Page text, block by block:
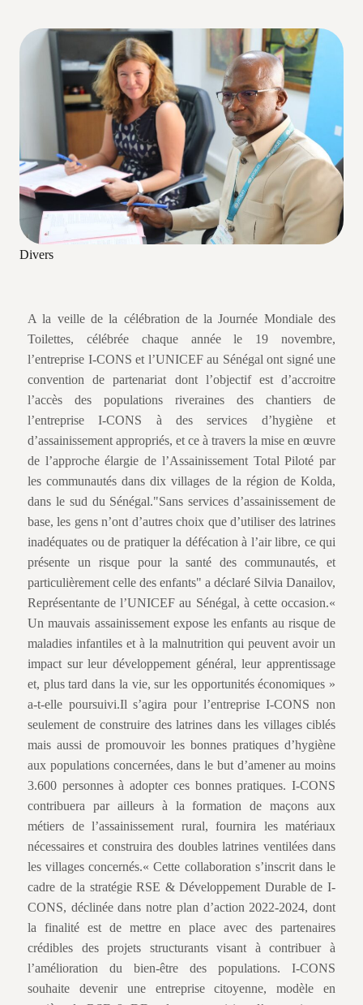
Divers
A la veille de la célébration de la Journée Mondiale des
Toilettes, célébrée chaque année le 19 novembre,
l’entreprise I-CONS et l’UNICEF au Sénégal ont signé une
convention de partenariat dont l’objectif est d’accroitre
l’accès des populations riveraines des chantiers de
l’entreprise I-CONS à des services d’hygiène et
d’assainissement appropriés, et ce à travers la mise en œuvre
de l’approche élargie de l’Assainissement Total Piloté par
les communautés dans dix villages de la région de Kolda,
dans le sud du Sénégal."Sans services d’assainissement de
base, les gens n’ont d’autres choix que d’utiliser des latrines
inadéquates ou de pratiquer la défécation à l’air libre, ce qui
présente un risque pour la santé des communautés, et
particulièrement celle des enfants" a déclaré Silvia Danailov,
Représentante de l’UNICEF au Sénégal, à cette occasion.«
Un mauvais assainissement expose les enfants au risque de
maladies infantiles et à la malnutrition qui peuvent avoir un
impact sur leur développement général, leur apprentissage
et, plus tard dans la vie, sur les opportunités économiques »
a-t-elle poursuivi.Il s’agira pour l’entreprise I-CONS non
seulement de construire des latrines dans les villages ciblés
mais aussi de promouvoir les bonnes pratiques d’hygiène
aux populations concernées, dans le but d’amener au moins
3.600 personnes à adopter ces bonnes pratiques. I-CONS
contribuera par ailleurs à la formation de maçons aux
métiers de l’assainissement rural, fournira les matériaux
nécessaires et construira des doubles latrines ventilées dans
les villages concernés.« Cette collaboration s’inscrit dans le
cadre de la stratégie RSE & Développement Durable de I-
CONS, déclinée dans notre plan d’action 2022-2024, dont
la finalité est de mettre en place avec des partenaires
crédibles des projets structurants visant à contribuer à
l’amélioration du bien-être des populations. I-CONS
souhaite devenir une entreprise citoyenne, modèle en